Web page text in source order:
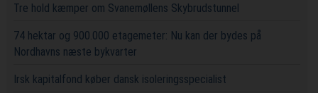
Tre hold kæmper om Svanemøllens Skybrudstunnel
74 hektar og 900.000 etagemeter: Nu kan der bydes på
Nordhavns næste bykvarter
Irsk kapitalfond køber dansk isoleringsspecialist